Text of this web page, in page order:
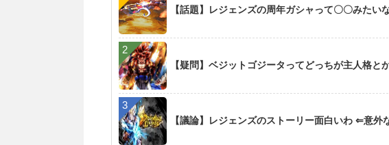
【話題】レジェンズの周年ガシャって〇〇みたい
【疑問】ベジットゴジータってどっちが主人格と
【議論】レジェンズのストーリー面白いわ ⇐意